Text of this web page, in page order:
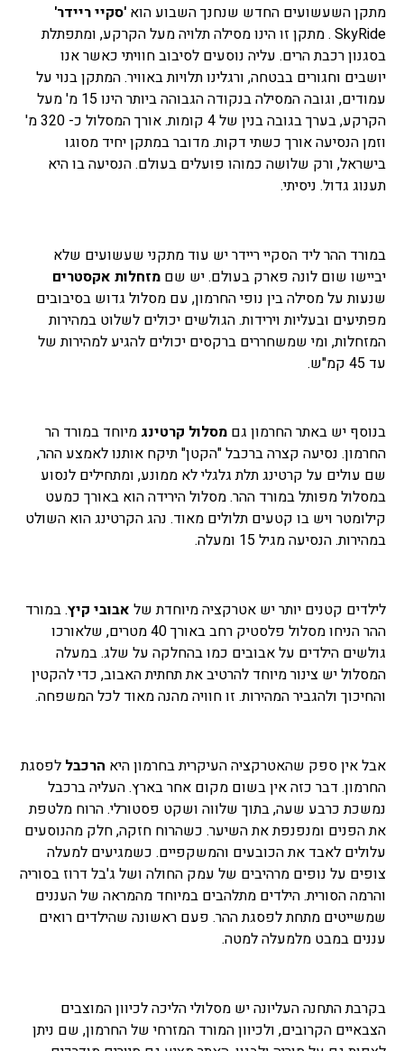
מתקן השעשועים החדש שנחנך השבוע הוא 'סקיי ריידר'
SkyRide . מתקן זו הינו מסילה תלויה מעל הקרקע, ומתפתלת
בסגנון רכבת הרים. עליה נוסעים לסיבוב חוויתי כאשר אנו
יושבים וחגורים בבטחה, ורגלינו תלויות באוויר. המתקן בנוי על
עמודים, וגובה המסילה בנקודה הגבוהה ביותר הינו 15 מ' מעל
הקרקע, בערך בגובה בנין של 4 קומות. אורך המסלול כ- 320 מ'
וזמן הנסיעה אורך כשתי דקות. מדובר במתקן יחיד מסוגו
בישראל, ורק שלושה כמוהו פועלים בעולם. הנסיעה בו היא
תענוג גדול. ניסיתי.
במורד ההר ליד הסקיי ריידר יש עוד מתקני שעשועים שלא
יביישו שום לונה פארק בעולם. יש שם מזחלות אקסטרים
שנעות על מסילה בין נופי החרמון, עם מסלול גדוש בסיבובים
מפתיעים ובעליות וירידות. הגולשים יכולים לשלוט במהירות
המזחלות, ומי שמשחררים ברקסים יכולים להגיע למהירות של
עד 45 קמ"ש.
בנוסף יש באתר החרמון גם מסלול קרטינג מיוחד במורד הר
החרמון. נסיעה קצרה ברכבל "הקטן" תיקח אותנו לאמצע ההר,
שם עולים על קרטינג תלת גלגלי לא ממונע, ומתחילים לנסוע
במסלול מפותל במורד ההר. מסלול הירידה הוא באורך כמעט
קילומטר ויש בו קטעים תלולים מאוד. נהג הקרטינג הוא השולט
במהירות. הנסיעה מגיל 15 ומעלה.
לילדים קטנים יותר יש אטרקציה מיוחדת של אבובי קיץ. במורד
ההר הניחו מסלול פלסטיק רחב באורך 40 מטרים, שלאורכו
גולשים הילדים על אבובים כמו בהחלקה על שלג. במעלה
המסלול יש צינור מיוחד להרטיב את תחתית האבוב, כדי להקטין
והחיכוך ולהגביר המהירות. זו חוויה מהנה מאוד לכל המשפחה.
אבל אין ספק שהאטרקציה העיקרית בחרמון היא הרכבל לפסגת
החרמון. דבר כזה אין בשום מקום אחר בארץ. העליה ברכבל
נמשכת כרבע שעה, בתוך שלווה ושקט פסטורלי. הרוח מלטפת
את הפנים ומנפנפת את השיער. כשהרוח חזקה, חלק מהנוסעים
עלולים לאבד את הכובעים והמשקפיים. כשמגיעים למעלה
צופים על נופים מרהיבים של עמק החולה ושל ג'בל דרוז בסוריה
והרמה הסורית. הילדים מתלהבים במיוחד מהמראה של העננים
שמשייטים מתחת לפסגת ההר. פעם ראשונה שהילדים רואים
עננים במבט מלמעלה למטה.
בקרבת התחנה העליונה יש מסלולי הליכה לכיוון המוצבים
הצבאיים הקרובים, ולכיוון המורד המזרחי של החרמון, שם ניתן